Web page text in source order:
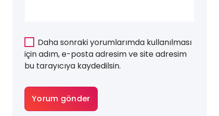
Daha sonraki yorumlarımda kullanılması
için adım, e-posta adresim ve site adresim
bu tarayıcıya kaydedilsin.